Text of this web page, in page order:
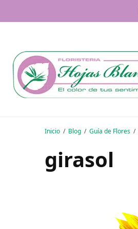
Inicio Blog Guía de Flores
girasol